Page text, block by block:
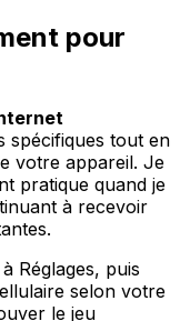
pour
spécifiques tout en
votre appareil. Je
pratique quand je
à recevoir
Réglages, puis
selon votre
le jeu